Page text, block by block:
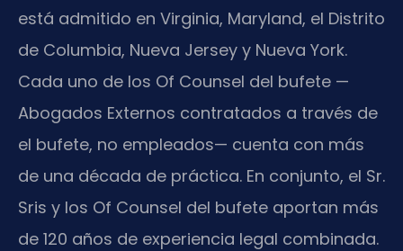
está admitido en Virginia, Maryland, el Distrito
de Columbia, Nueva Jersey y Nueva York.
Cada uno de los Of Counsel del bufete —
Abogados Externos contratados a través de
el bufete, no empleados— cuenta con más
de una década de práctica. En conjunto, el Sr.
Sris y los Of Counsel del bufete aportan más
de 120 años de experiencia legal combinada.